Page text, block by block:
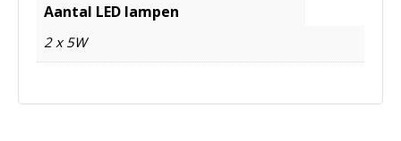
Aantal LED lampen
2 x 5W